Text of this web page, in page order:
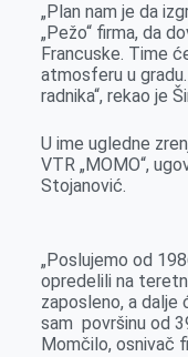
„Plan nam je da
„Pežo“ firma, da
Francuske. Time
atmosferu u
radnika“, rekao je
U ime ugledne
VTR „MOMO“,
Stojanović.
„Poslujemo od
opredelili na
zaposleno, a dalje
sam površinu od
Momčilo, osnivač